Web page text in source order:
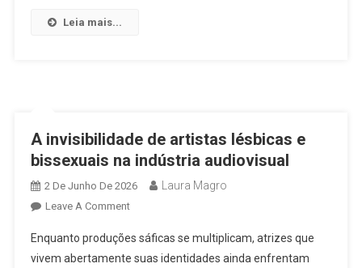
Ao
Lesbocine
Leia mais...
A invisibilidade de artistas lésbicas e
bissexuais na indústria audiovisual
2 De Junho De 2026 Laura Magro
Leave A CommentOn
Invisibilidade
De
Enquanto produções sáficas se multiplicam, atrizes que
vivem abertamente suas identidades ainda enfrentam